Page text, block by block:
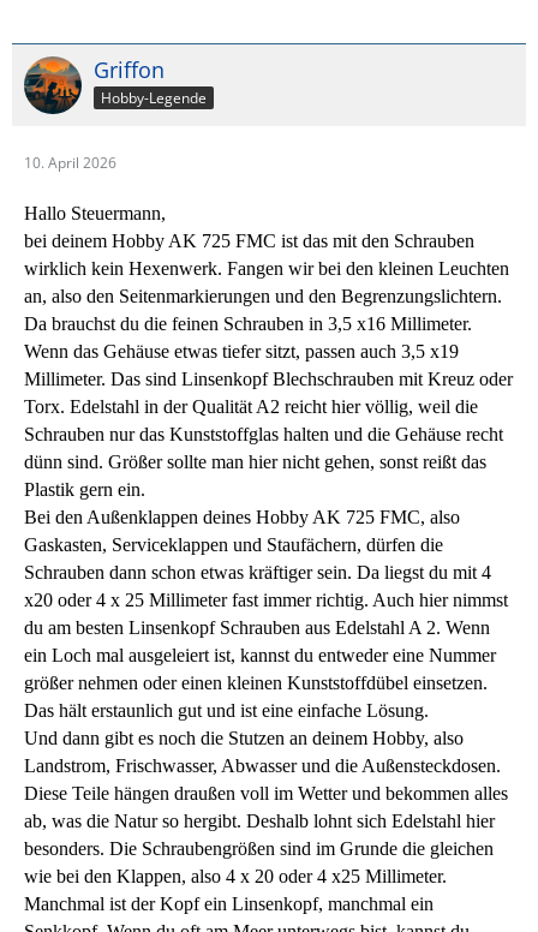
Griffon
Hobby-Legende
10. April 2026
Hallo Steuermann,
bei deinem Hobby AK 725 FMC ist das mit den Schrauben
wirklich kein Hexenwerk. Fangen wir bei den kleinen Leuchten
an, also den Seitenmarkierungen und den Begrenzungslichtern.
Da brauchst du die feinen Schrauben in 3,5 x16 Millimeter.
Wenn das Gehäuse etwas tiefer sitzt, passen auch 3,5 x19
Millimeter. Das sind Linsenkopf Blechschrauben mit Kreuz oder
Torx. Edelstahl in der Qualität A2 reicht hier völlig, weil die
Schrauben nur das Kunststoffglas halten und die Gehäuse recht
dünn sind. Größer sollte man hier nicht gehen, sonst reißt das
Plastik gern ein.
Bei den Außenklappen deines Hobby AK 725 FMC, also
Gaskasten, Serviceklappen und Staufächern, dürfen die
Schrauben dann schon etwas kräftiger sein. Da liegst du mit 4
x20 oder 4 x 25 Millimeter fast immer richtig. Auch hier nimmst
du am besten Linsenkopf Schrauben aus Edelstahl A 2. Wenn
ein Loch mal ausgeleiert ist, kannst du entweder eine Nummer
größer nehmen oder einen kleinen Kunststoffdübel einsetzen.
Das hält erstaunlich gut und ist eine einfache Lösung.
Und dann gibt es noch die Stutzen an deinem Hobby, also
Landstrom, Frischwasser, Abwasser und die Außensteckdosen.
Diese Teile hängen draußen voll im Wetter und bekommen alles
ab, was die Natur so hergibt. Deshalb lohnt sich Edelstahl hier
besonders. Die Schraubengrößen sind im Grunde die gleichen
wie bei den Klappen, also 4 x 20 oder 4 x25 Millimeter.
Manchmal ist der Kopf ein Linsenkopf, manchmal ein